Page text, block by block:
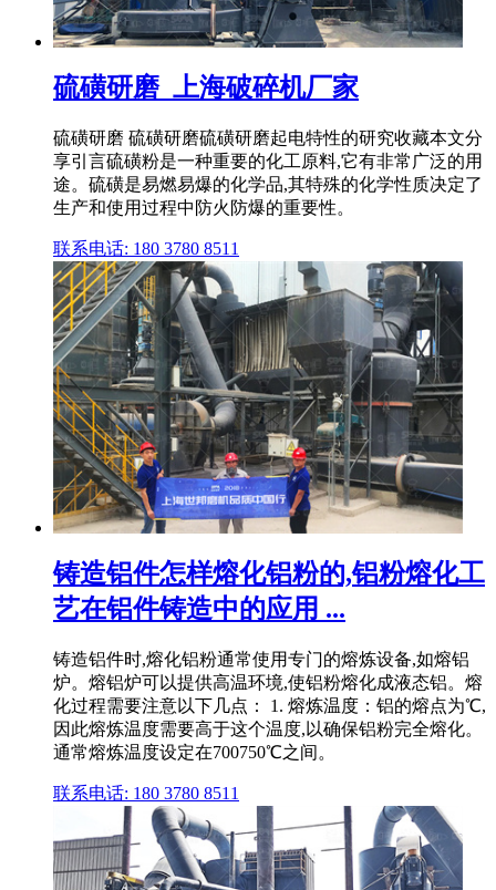
硫磺研磨_上海破碎机厂家
硫磺研磨 硫磺研磨硫磺研磨起电特性的研究收藏本文分
享引言硫磺粉是一种重要的化工原料,它有非常广泛的用
途。硫磺是易燃易爆的化学品,其特殊的化学性质决定了
生产和使用过程中防火防爆的重要性。
联系电话: 180 3780 8511
铸造铝件怎样熔化铝粉的,铝粉熔化工
艺在铝件铸造中的应用 ...
铸造铝件时,熔化铝粉通常使用专门的熔炼设备,如熔铝
炉。熔铝炉可以提供高温环境,使铝粉熔化成液态铝。熔
化过程需要注意以下几点： 1. 熔炼温度：铝的熔点为℃,
因此熔炼温度需要高于这个温度,以确保铝粉完全熔化。
通常熔炼温度设定在700750℃之间。
联系电话: 180 3780 8511